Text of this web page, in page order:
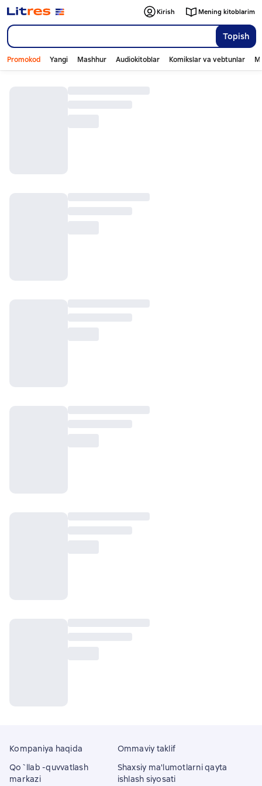
Topish
Kirish Mening kitoblarim
Promokod Yangi Mashhur Audiokitoblar Komikslar va vebtunlar
Kompaniya haqida
Qo`llab -quvvatlash
markazi
Ommaviy taklif
Shaxsiy ma'lumotlarni qayta
ishlash siyosati